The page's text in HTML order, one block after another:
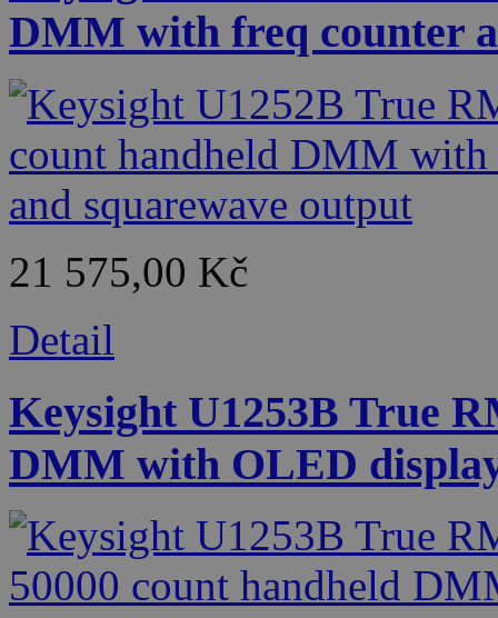
DMM with freq counter
21 575,00 Kč
Detail
Keysight U1253B True
DMM with OLED